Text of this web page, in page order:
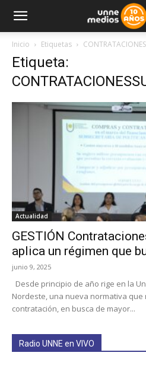
Inicio Etiquetas
Etiqueta:
Actualidad
GESTIÓN
aplica un régimen que
junio 9, 2025
Desde principio de año rige en la
Nordeste, una nueva normativa que
contratación, en busca de mayor...
Radio UNNE en VIVO